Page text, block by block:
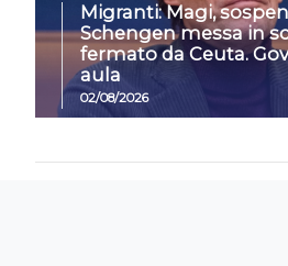
Migranti: Magi,
Schengen messa in
fermato da Ceuta.
aula
02/08/2026